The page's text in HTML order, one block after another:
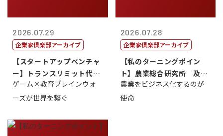
2026.07.29
企業家倶楽部アーカイブ
【スタートアップベンチャ
ー】トランスリミット代表
取締役社長 ...
ゲーム×教育ブレインウォ
ーズが世界を繋ぐ
2026.07.28
企業家倶楽部アーカイブ
【私のターニングポイン
ト】農業総合研究所 及川
智正
農業をビジネス化するのが
使命